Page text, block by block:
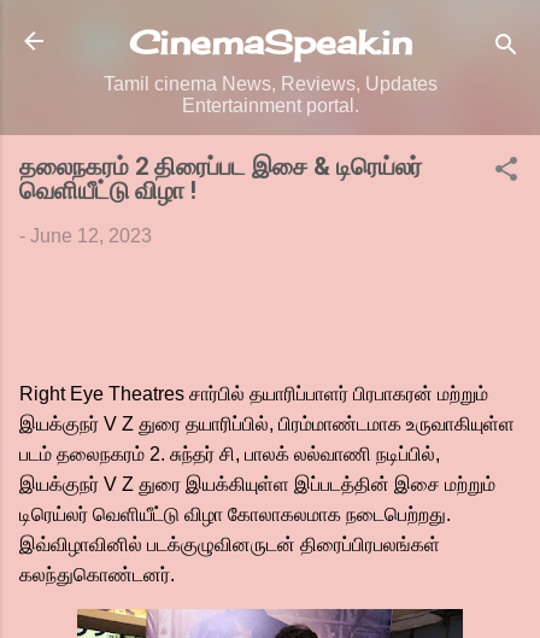
Skip to main content
CinemaSpeak.in
Tamil cinema News, Reviews, Updates
Entertainment portal.
தலைநகரம் 2 திரைப்பட இசை & டிரெய்லர்
வெளியீட்டு விழா !
- June 12, 2023
Right Eye Theatres சார்பில் தயாரிப்பாளர் பிரபாகரன் மற்றும்
இயக்குநர் V Z துரை தயாரிப்பில், பிரம்மாண்டமாக உருவாகியுள்ள
படம் தலைநகரம் 2. சுந்தர் சி, பாலக் லல்வாணி நடிப்பில்,
இயக்குநர் V Z துரை இயக்கியுள்ள இப்படத்தின் இசை மற்றும்
டிரெய்லர் வெளியீட்டு விழா கோலாகலமாக நடைபெற்றது.
இவ்விழாவினில் படக்குழுவினருடன் திரைப்பிரபலங்கள்
கலந்துகொண்டனர்.